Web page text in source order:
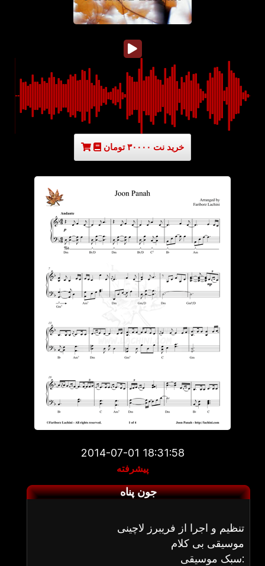
خرید نت ۳۰۰۰۰ تومان
2014-07-01 18:31:58
پیشرفته
جون پناه
تنظیم و اجرا از فریبرز لاچینی
موسیقی بی کلام
سبک موسیقی: